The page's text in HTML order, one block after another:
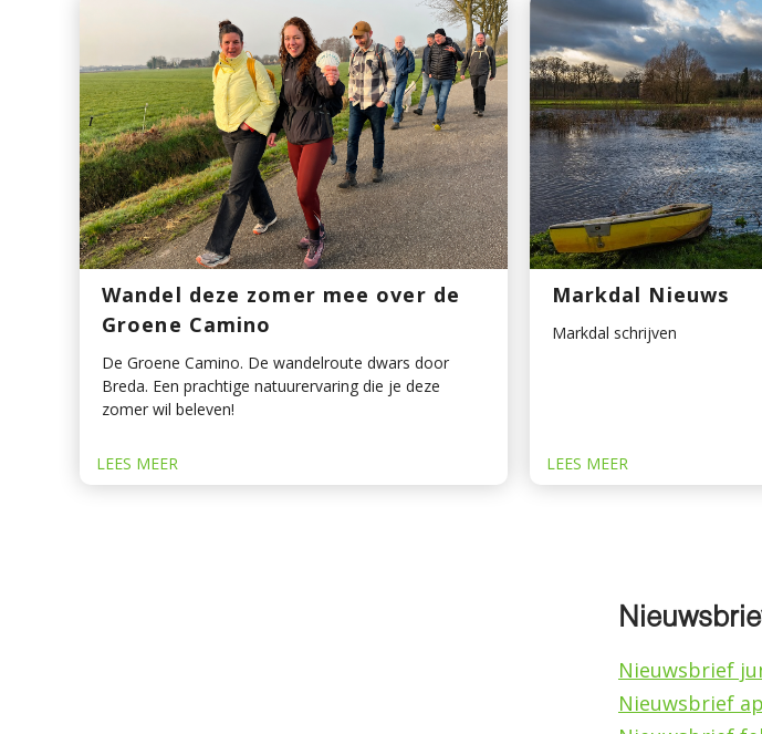
Wandel deze zomer mee over de
Groene Camino
De Groene Camino. De wandelroute dwars door
Breda. Een prachtige natuurervaring die je deze
zomer wil beleven!
LEES MEER
Markdal Nieuws
Markdal schrijven
LEES MEER
Nieuwsbrief
Nieuwsbrief